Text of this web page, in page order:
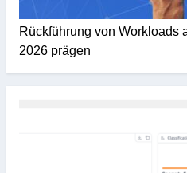
Rückführung von Workloads
2026 prägen